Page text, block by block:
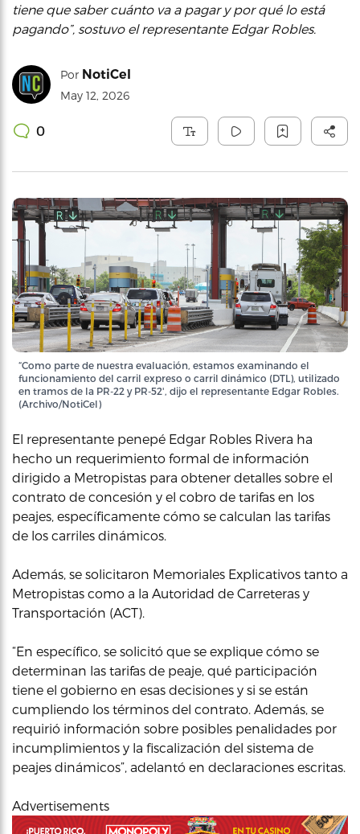
tiene que saber cuánto va a pagar y por qué lo está
pagando”, sostuvo el representante Edgar Robles.
Por NotiCel
May 12, 2026
0
“Como parte de nuestra evaluación, estamos examinando el
funcionamiento del carril expreso o carril dinámico (DTL), utilizado
en tramos de la PR-22 y PR-52', dijo el representante Edgar Robles.
(Archivo/NotiCel)
El representante penepé Edgar Robles Rivera ha
hecho un requerimiento formal de información
dirigido a Metropistas para obtener detalles sobre el
contrato de concesión y el cobro de tarifas en los
peajes, específicamente cómo se calculan las tarifas
de los carriles dinámicos.
Además, se solicitaron Memoriales Explicativos tanto a
Metropistas como a la Autoridad de Carreteras y
Transportación (ACT).
“En específico, se solicitó que se explique cómo se
determinan las tarifas de peaje, qué participación
tiene el gobierno en esas decisiones y si se están
cumpliendo los términos del contrato. Además, se
requirió información sobre posibles penalidades por
incumplimientos y la fiscalización del sistema de
peajes dinámicos”, adelantó en declaraciones escritas.
Advertisements